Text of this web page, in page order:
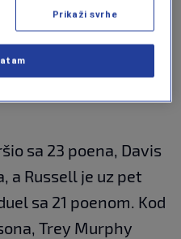
sa 23 poena, Davis
a Russell je uz pet
sa 21 poenom. Kod
Trey Murphy
Prikaži svrhe